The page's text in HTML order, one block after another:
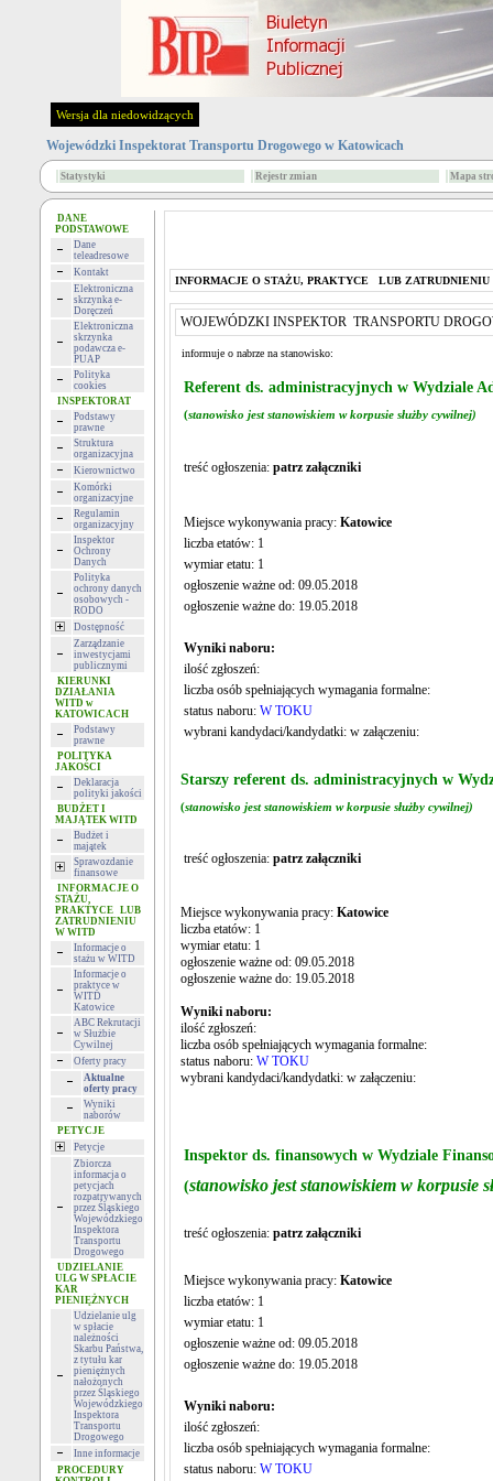
Wersja dla niedowidzących
Wojewódzki Inspektorat Transportu Drogowego w Katowicach
Statystyki Rejestr zmian Mapa
DANE
PODSTAWOWE
Dane
teleadresowe
Kontakt
Elektroniczna
skrzynka e-
Doręczeń
Elektroniczna
skrzynka
podawcza e-
PUAP
Polityka
cookies
INSPEKTORAT
Podstawy
prawne
Struktura
organizacyjna
Kierownictwo
Komórki
organizacyjne
Regulamin
organizacyjny
Inspektor
Ochrony
Danych
Polityka
ochrony danych
osobowych -
RODO
Dostępność
Zarządzanie
inwestycjami
publicznymi
KIERUNKI
DZIAŁANIA
WITD w
KATOWICACH
Podstawy
prawne
POLITYKA
JAKOŚCI
Deklaracja
polityki jakości
BUDŻET I
MAJĄTEK WITD
Budżet i
majątek
Sprawozdanie
finansowe
INFORMACJE O
STAŻU,
PRAKTYCE LUB
ZATRUDNIENIU
W WITD
Informacje o
stażu w WITD
Informacje o
praktyce w
WITD
Katowice
ABC Rekrutacji
w Służbie
Cywilnej
Oferty pracy
Aktualne
oferty pracy
Wyniki
naborów
PETYCJE
Petycje
Zbiorcza
informacja o
petycjach
rozpatrywanych
przez Śląskiego
Wojewódzkiego
Inspektora
Transportu
Drogowego
UDZIELANIE
ULG W SPŁACIE
KAR
PIENIĘŻNYCH
Udzielanie ulg
w spłacie
należności
Skarbu Państwa,
z tytułu kar
pieniężnych
nałożonych
przez Śląskiego
Wojewódzkiego
Inspektora
Transportu
Drogowego
Inne informacje
PROCEDURY
INFORMACJE O STAŻU, PRAKTYCE LUB
WOJEWÓDZKI INSPEKTOR TRANSPORTU
informuje o nabrze na stanowisko:
Referent ds. administracyjnych w Wydziale
(stanowisko jest stanowiskiem w korpusie służby cywilnej)
treść ogłoszenia: patrz załączniki
Miejsce wykonywania pracy: Katowice
liczba etatów: 1
wymiar etatu: 1
ogłoszenie ważne od: 09.05.2018
ogłoszenie ważne do: 19.05.2018
Wyniki naboru:
ilość zgłoszeń:
liczba osób spełniających wymagania formalne:
status naboru: W TOKU
wybrani kandydaci/kandydatki: w załączeniu:
Starszy referent ds. administracyjnych w
(stanowisko jest stanowiskiem w korpusie służby cywilnej)
treść ogłoszenia: patrz załączniki
Miejsce wykonywania pracy: Katowice
liczba etatów: 1
wymiar etatu: 1
ogłoszenie ważne od: 09.05.2018
ogłoszenie ważne do: 19.05.2018
Wyniki naboru:
ilość zgłoszeń:
liczba osób spełniających wymagania formalne:
status naboru: W TOKU
wybrani kandydaci/kandydatki: w załączeniu:
Inspektor ds. finansowych w Wydziale
(stanowisko jest stanowiskiem w korpusie
treść ogłoszenia: patrz załączniki
Miejsce wykonywania pracy: Katowice
liczba etatów: 1
wymiar etatu: 1
ogłoszenie ważne od: 09.05.2018
ogłoszenie ważne do: 19.05.2018
Wyniki naboru:
ilość zgłoszeń:
liczba osób spełniających wymagania formalne:
status naboru: W TOKU